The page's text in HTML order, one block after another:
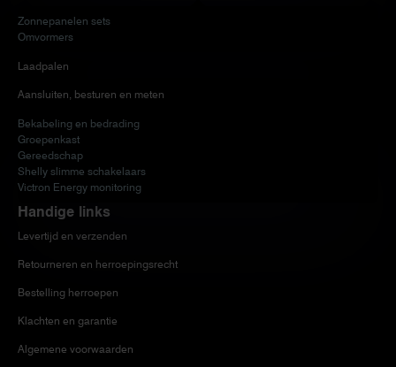
Zonnepanelen sets
Omvormers
Laadpalen
Aansluiten, besturen en meten
Bekabeling en bedrading
Groepenkast
Gereedschap
Shelly slimme schakelaars
Victron Energy monitoring
Handige links
Levertijd en verzenden
Retourneren en herroepingsrecht
Bestelling herroepen
Klachten en garantie
Algemene voorwaarden